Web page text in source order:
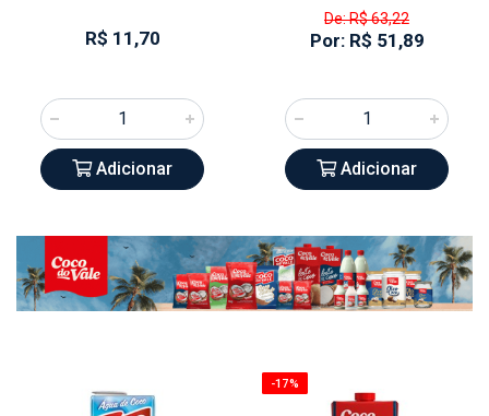
R$ 11,70
Adicionar
De: R$ 63,22
Por: R$ 51,89
Adicionar
-17%